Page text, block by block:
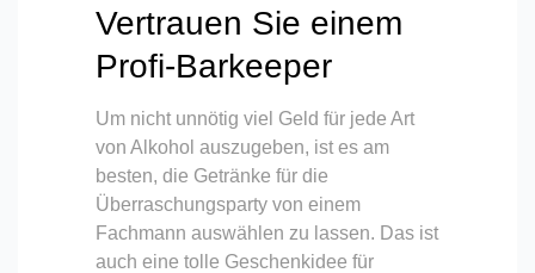
Vertrauen Sie einem
Profi-Barkeeper
Um nicht unnötig viel Geld für jede Art
von Alkohol auszugeben, ist es am
besten, die Getränke für die
Überraschungsparty von einem
Fachmann auswählen zu lassen. Das ist
auch eine tolle Geschenkidee für